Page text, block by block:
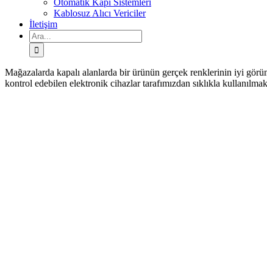
Otomatik Kapı Sistemleri
Kablosuz Alıcı Vericiler
İletişim
Ara:
Mağazalarda kapalı alanlarda bir ürünün gerçek renklerinin iyi
kontrol edebilen elektronik cihazlar tarafımızdan sıklıkla